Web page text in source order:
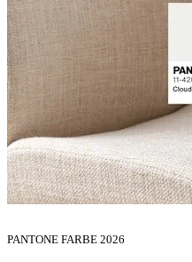
PANTONE FARBE 2026